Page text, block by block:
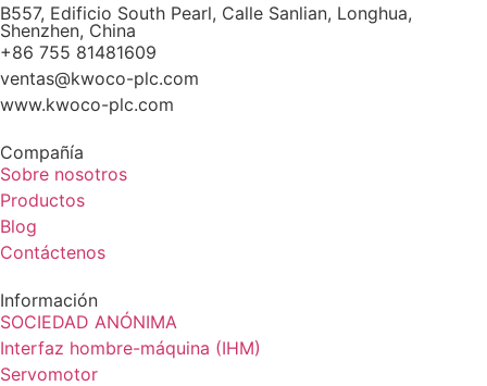
B557, Edificio South Pearl, Calle Sanlian, Longhua,
Shenzhen, China
+86 755 81481609
ventas@kwoco-plc.com
www.kwoco-plc.com
Compañía
Sobre nosotros
Productos
Blog
Contáctenos
Información
SOCIEDAD ANÓNIMA
Interfaz hombre-máquina (IHM)
Servomotor